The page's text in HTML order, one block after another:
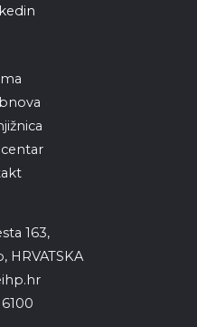
163,
HRVATSKA